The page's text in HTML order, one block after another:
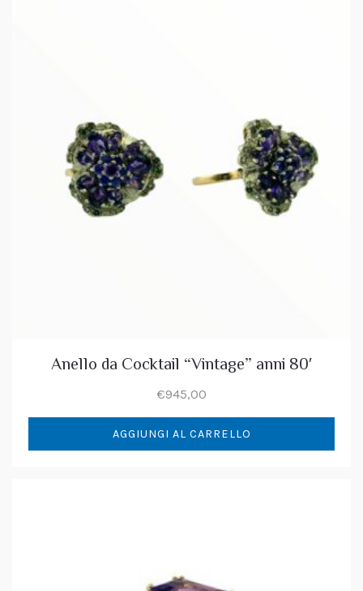
Anello da Cocktail “Vintage” anni 80′
€945,00
AGGIUNGI AL CARRELLO